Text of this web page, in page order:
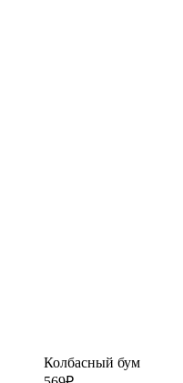
Колбасный бум